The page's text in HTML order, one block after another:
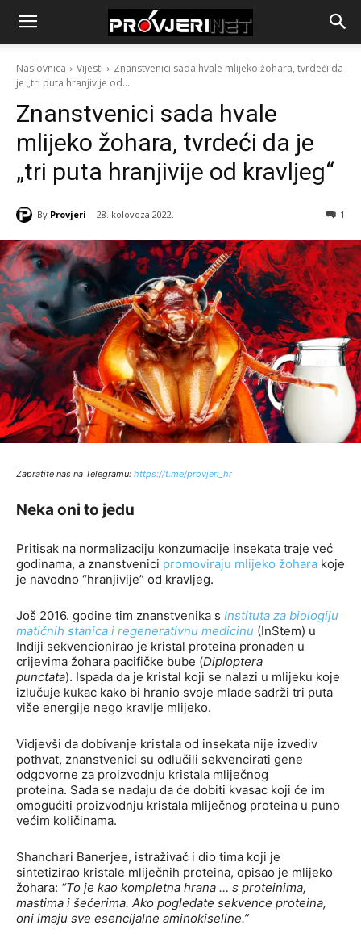
Naslovnica Vijesti
Znanstvenici sada hvale mlijeko žohara, tvrdeći da
je „tri puta hranjivije od...
Znanstvenici sada hvale
mlijeko žohara, tvrdeći da je
„tri puta hranjivije od kravljeg“
By Provjeri 28. kolovoza 2022. 1
Zapratite nas na Telegramu: https://t.me/provjeri_hr
Neka oni to jedu
Pritisak na normalizaciju konzumacije insekata traje već
godinama, a znanstvenici promoviraju mlijeko žohara koje
je navodno “hranjivije” od kravljeg.
Još 2016. godine tim znanstvenika s Instituta za biologiju
matičnih stanica i regenerativnu medicinu (InStem) u
Indiji sekvencionirao je kristal proteina pronađen u
crijevima žohara pacifičke bube (Diploptera
punctata). Ispada da je kristal koji se nalazi u mlijeku koje
izlučuje kukac kako bi hranio svoje mlade sadrži tri puta
više energije nego kravlje mlijeko.
Vidjevši da dobivanje kristala od insekata nije izvediv
pothvat, znanstvenici su odlučili sekvencirati gene
odgovorne za proizvodnju kristala mliječnog
proteina. Sada se nadaju da će dobiti kvasac koji će im
omogućiti proizvodnju kristala mliječnog proteina u puno
većim količinama.
Shanchari Banerjee, istraživač i dio tima koji je
sintetizirao kristale mliječnih proteina, opisao je mlijeko
žohara: “To je kao kompletna hrana … s proteinima,
mastima i šećerima. Ako pogledate sekvence proteina,
oni imaju sve esencijalne aminokiseline.”